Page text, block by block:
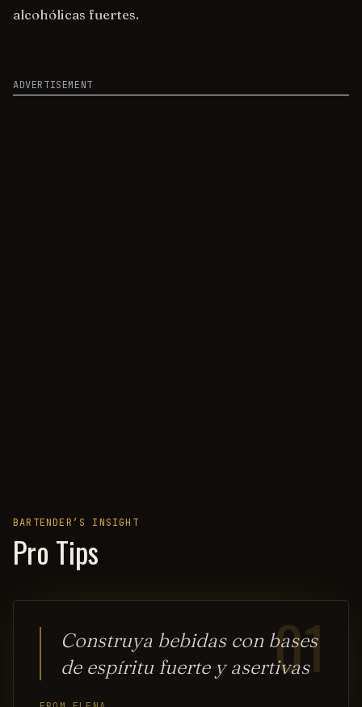
alcohólicas fuertes.
ADVERTISEMENT
BARTENDER’S INSIGHT
Pro Tips
01
Construya bebidas con bases
de espíritu fuerte y asertivas